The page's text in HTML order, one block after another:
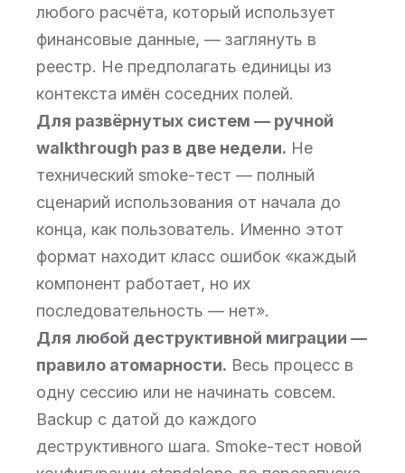
любого расчёта, который использует
финансовые данные, — заглянуть в
реестр. Не предполагать единицы из
контекста имён соседних полей.
Для развёрнутых систем — ручной
walkthrough раз в две недели. Не
технический smoke-тест — полный
сценарий использования от начала до
конца, как пользователь. Именно этот
формат находит класс ошибок «каждый
компонент работает, но их
последовательность — нет».
Для любой деструктивной миграции —
правило атомарности. Весь процесс в
одну сессию или не начинать совсем.
Backup с датой до каждого
деструктивного шага. Smoke-тест новой